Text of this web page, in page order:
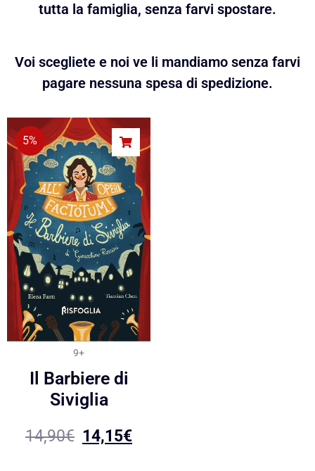
tutta la famiglia, senza farvi spostare.
Voi scegliete e noi ve li mandiamo senza farvi
pagare nessuna spesa di spedizione.
5%
9+
Il Barbiere di
Siviglia
14,90€ 14,15€